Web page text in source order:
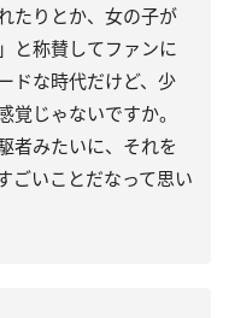
たりとか、女の子が
と称賛してファンに
ドな時代だけど、少
覚じゃないですか。
者みたいに、それを
ごいことだなって思い